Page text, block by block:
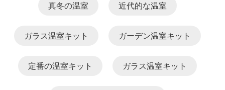
真冬の温室 近代的な温室
ガラス温室キット ガーデン温室キット
定番の温室キット ガラス温室キット